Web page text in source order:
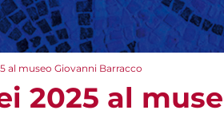
al museo Giovanni Barracco
2025 al